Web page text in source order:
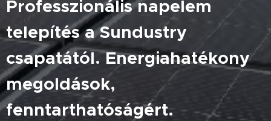
Professzionális napelem
telepítés a Sundustry
csapatától. Energiahatékony
megoldások,
fenntarthatóságért.